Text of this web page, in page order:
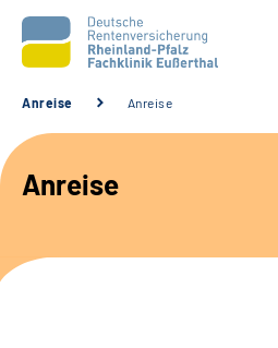
Unsere Klinik
Unsere Angebote
Ihre Rehabilitation
Anreise Anreise
Anreise